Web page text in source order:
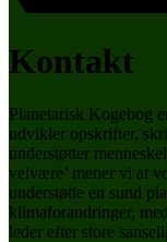
Kontakt
Planetarisk Kogebog
udvikler opskrifter,
understøtter
velvære’ mener vi at
understøtte en sund
klimaforandringer,
leder efter store